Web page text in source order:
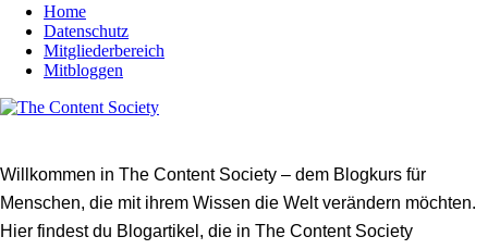
Home
Datenschutz
Mitgliederbereich
Mitbloggen
Willkommen in The Content Society – dem Blogkurs für
Menschen, die mit ihrem Wissen die Welt verändern möchten.
Hier findest du Blogartikel, die in The Content Society